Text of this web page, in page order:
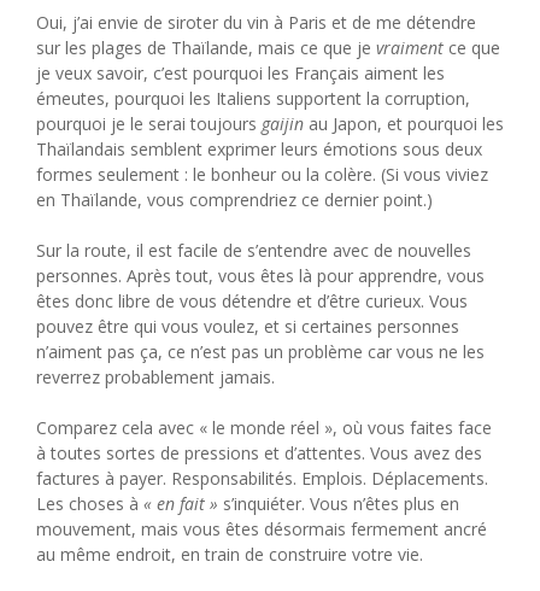
Oui, j’ai envie de siroter du vin à Paris et de me détendre
sur les plages de Thaïlande, mais ce que je vraiment ce que
je veux savoir, c’est pourquoi les Français aiment les
émeutes, pourquoi les Italiens supportent la corruption,
pourquoi je le serai toujours gaijin au Japon, et pourquoi les
Thaïlandais semblent exprimer leurs émotions sous deux
formes seulement : le bonheur ou la colère. (Si vous viviez
en Thaïlande, vous comprendriez ce dernier point.)
Sur la route, il est facile de s’entendre avec de nouvelles
personnes. Après tout, vous êtes là pour apprendre, vous
êtes donc libre de vous détendre et d’être curieux. Vous
pouvez être qui vous voulez, et si certaines personnes
n’aiment pas ça, ce n’est pas un problème car vous ne les
reverrez probablement jamais.
Comparez cela avec « le monde réel », où vous faites face
à toutes sortes de pressions et d’attentes. Vous avez des
factures à payer. Responsabilités. Emplois. Déplacements.
Les choses à « en fait » s’inquiéter. Vous n’êtes plus en
mouvement, mais vous êtes désormais fermement ancré
au même endroit, en train de construire votre vie.